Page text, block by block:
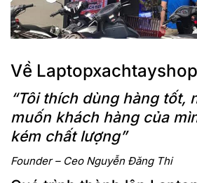
Về Laptopxachtayshop
“Tôi thích dùng hàng tốt,
muốn khách hàng của
kém chất lượng”
Founder – Ceo Nguyễn Đăng Thi